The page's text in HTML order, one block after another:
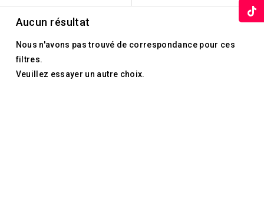
Aucun résultat
Nous n'avons pas trouvé de correspondance pour ces
filtres.
Veuillez essayer un autre choix.